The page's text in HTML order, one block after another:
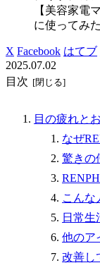
【美容家電
に使ってみ
X Facebook はてブ
2025.07.02
目次
目の疲れと
なぜ
驚きの
こんな
日常生
他のア
改善し